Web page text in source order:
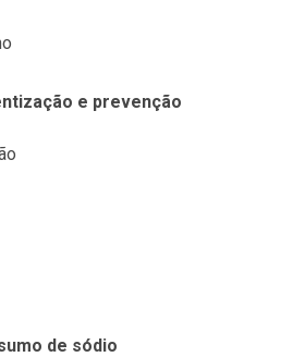
e prevenção
de sódio